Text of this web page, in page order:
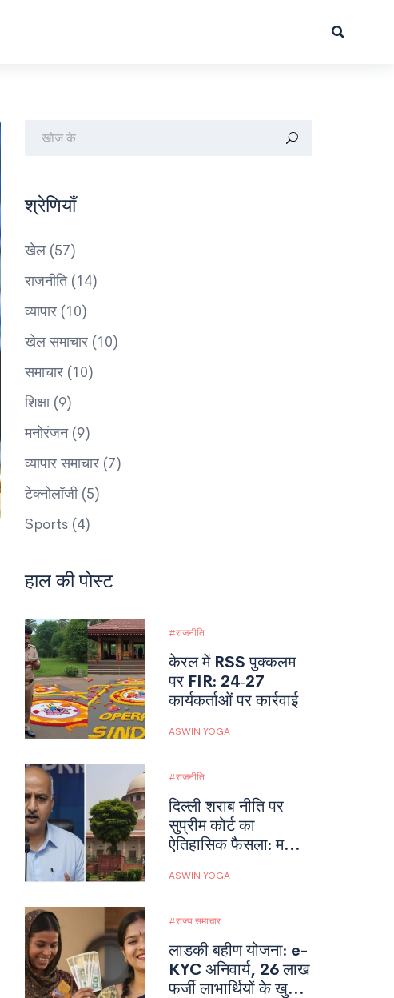
श्रेणियाँ
खेल (57)
राजनीति (14)
व्यापार (10)
खेल समाचार (10)
समाचार (10)
शिक्षा (9)
मनोरंजन (9)
व्यापार समाचार (7)
टेक्नोलॉजी (5)
Sports (4)
हाल की पोस्ट
राजनीति
केरल में RSS पुक्कलम
पर FIR: 24‑27
कार्यकर्ताओं पर कार्रवाई
ASWIN YOGA
राजनीति
दिल्ली शराब नीति पर
सुप्रीम कोर्ट का
ऐतिहासिक फैसला: मनीष
ASWIN YOGA
राज्य समाचार
लाडकी बहीण योजना: e-
KYC अनिवार्य, 26 लाख
फर्जी लाभार्थियों के खुलासे